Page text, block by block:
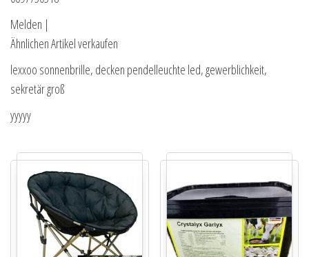
Melden |
Ähnlichen Artikel verkaufen
lexxoo sonnenbrille, decken pendelleuchte led, gewerblichkeit,
sekretär groß
yyyyy